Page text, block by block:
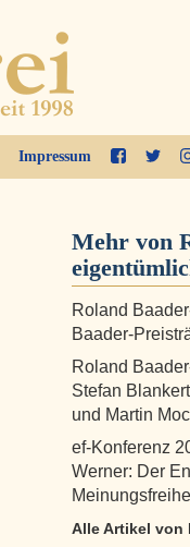
Impressum
Mehr von
Roland
Baader-
Roland
Stefan
und Martin
ef-Konferenz
Werner: Der
Alle Artikel von